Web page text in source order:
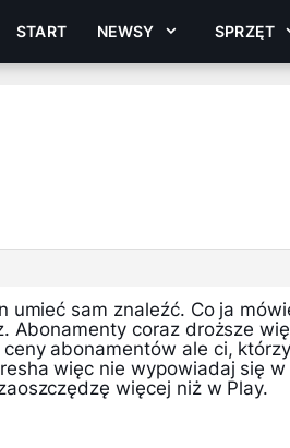
START NEWSY SPRZĘT
umieć sam znaleźć. Co ja
Abonamenty coraz droższe
abonamentów ale ci,
więc nie wypowiadaj się
więcej niż w Play.